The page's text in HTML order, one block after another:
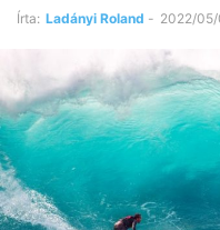
Írta: Ladányi Roland - 2022/